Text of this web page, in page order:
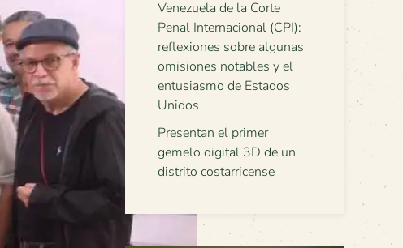
Venezuela de la Corte
Penal Internacional (CPI):
reflexiones sobre algunas
omisiones notables y el
entusiasmo de Estados
Unidos
Presentan el primer
gemelo digital 3D de un
distrito costarricense